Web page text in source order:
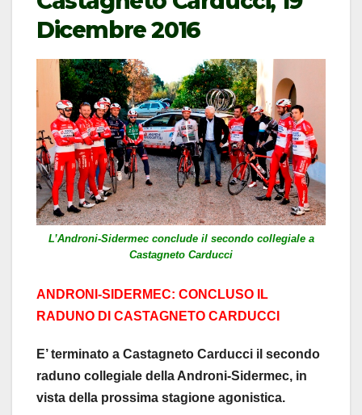
Dicembre 2016
L’Androni-Sidermec conclude il secondo collegiale a
Castagneto Carducci
ANDRONI-SIDERMEC: CONCLUSO IL
RADUNO DI CASTAGNETO CARDUCCI
E’ terminato a Castagneto Carducci il secondo
raduno collegiale della Androni-Sidermec, in
vista della prossima stagione agonistica.